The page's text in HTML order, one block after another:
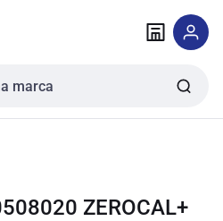
ZEROCAL+